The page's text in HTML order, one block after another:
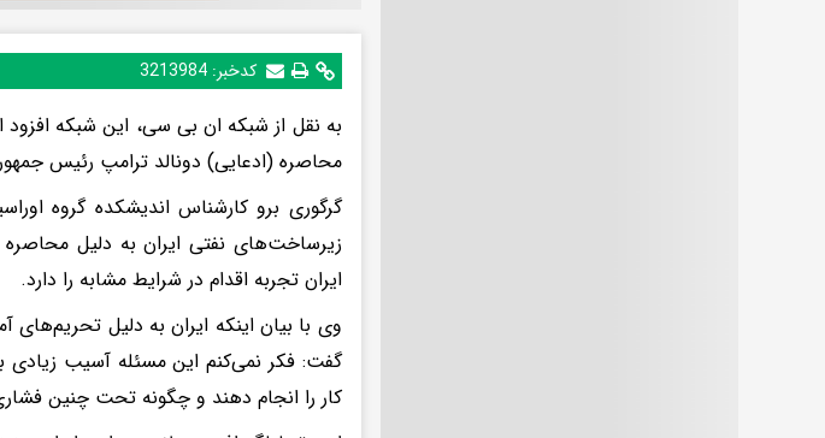
کدخبر:3213984
به نقل از شبکه ان بی سی، این شبکه افزود
محاصره (ادعایی) دونالد ترامپ رئیس
گرگوری برو کارشناس اندیشکده گروه
زیرساخت‌های نفتی ایران به دلیل
ایران تجربه اقدام در شرایط مشابه را دارد.
گفت: فکر نمی‌کنم این مسئله آسیب زیادی
کار را انجام دهند و چگونه تحت چنین فشاری